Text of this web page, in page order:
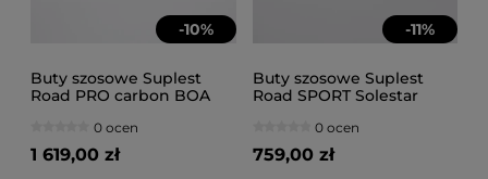
-10%
Buty szosowe Suplest
Road PRO carbon BOA
0 ocen
1 619,00 zł
-11%
Buty szosowe Suplest
Road SPORT Solestar
0 ocen
759,00 zł